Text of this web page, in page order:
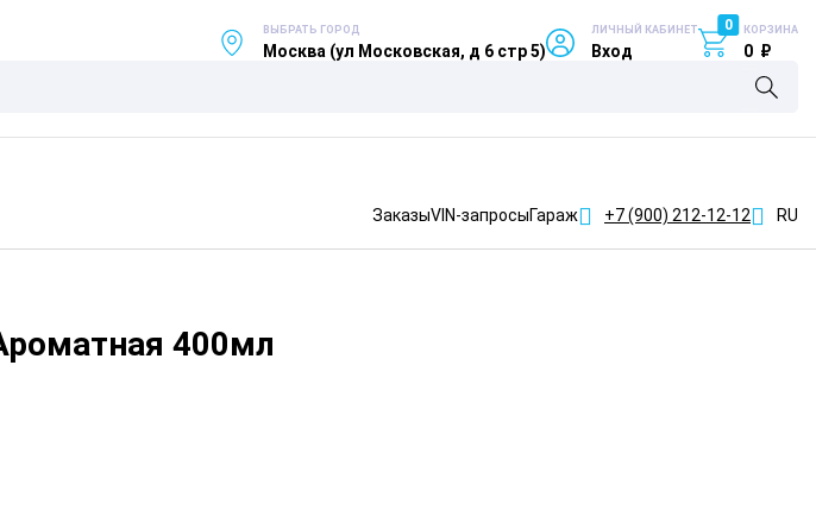
ВЫБРАТЬ ГОРОД
Москва (ул Московская, д 6 стр 5)
ЛИЧНЫЙ КАБИНЕТ
Вход
0 КОРЗИНА
0 ₽
ЗаказыVIN-запросыГараж +7 (900) 212-12-12 RU
400мл